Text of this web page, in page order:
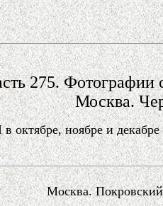
275. Фотографии
Москва.
ноябре и декабре
Москва.